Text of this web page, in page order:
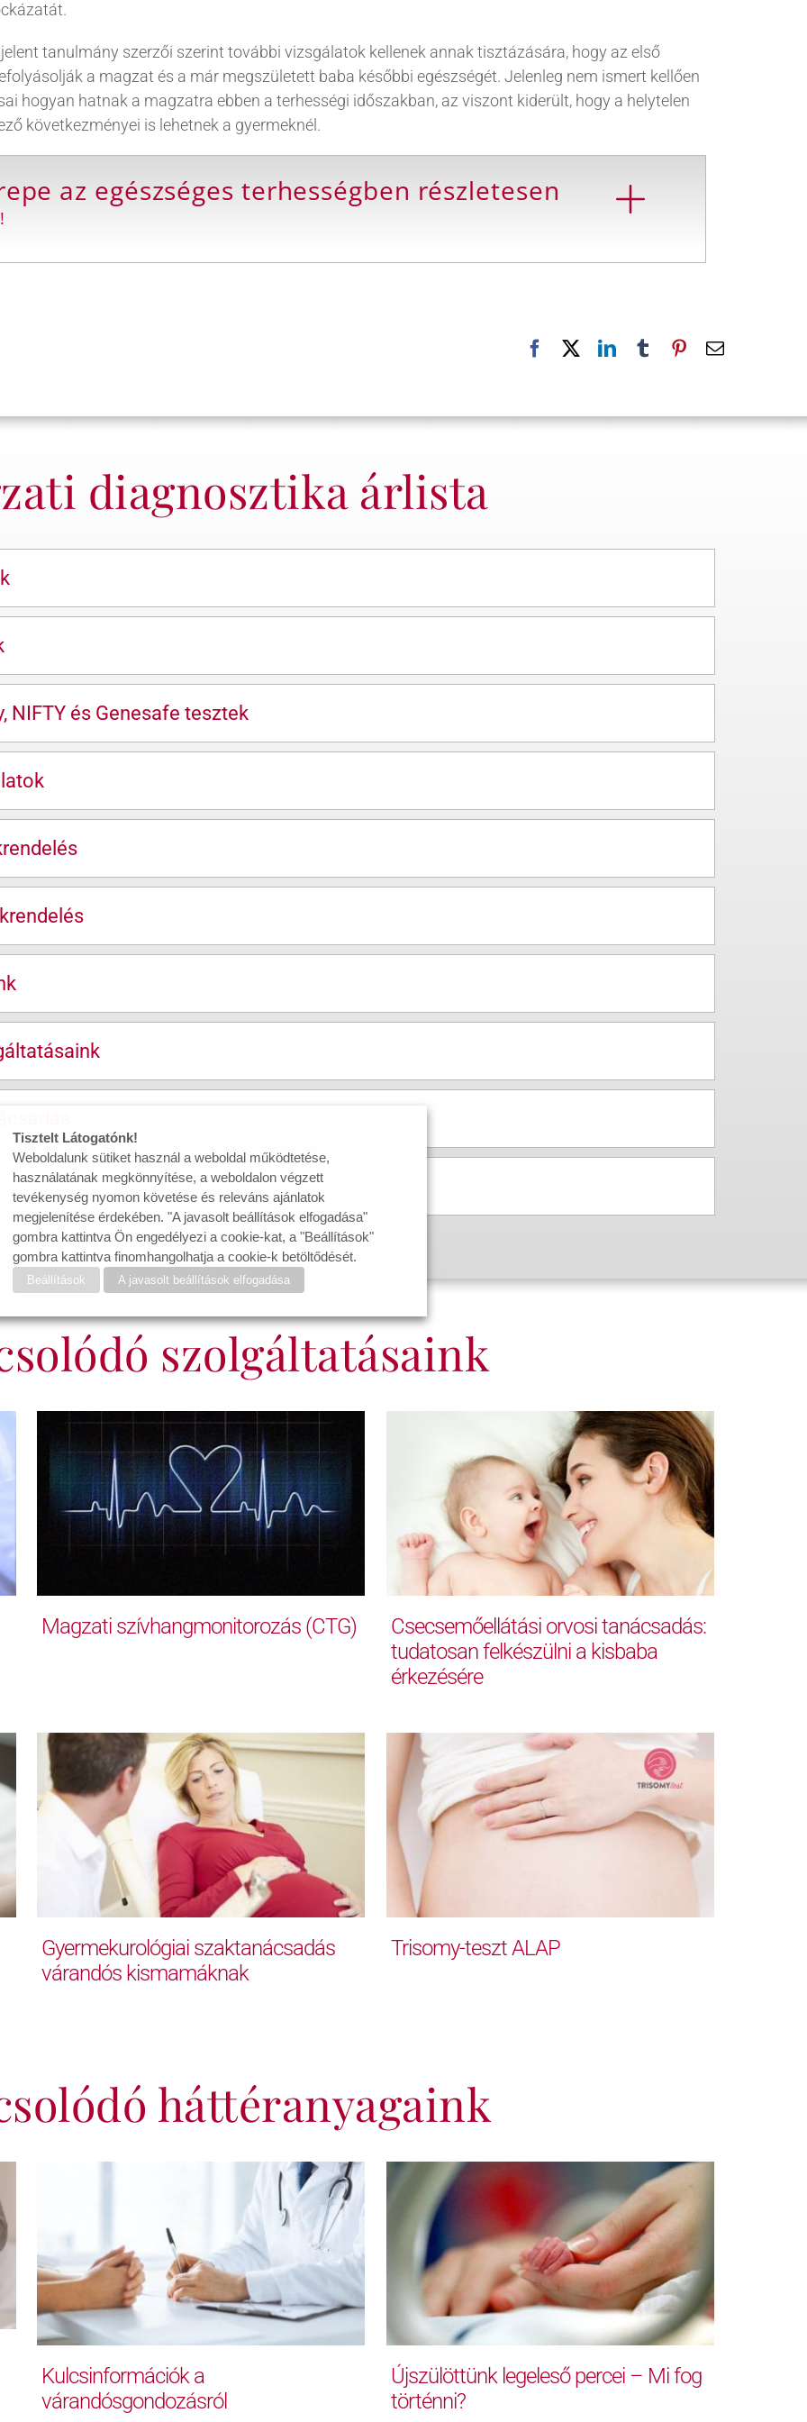
tanulmány szerzői szerint további vizsgálatok kellenek annak tisztázására, hogy az első
a magzat és a már megszületett baba későbbi egészségét. Jelenleg nem ismert kellően
hogyan hatnak a magzatra ebben a terhességi időszakban, az viszont kiderült, hogy a helytelen
következményei is lehetnek a gyermeknél.
az egészséges terhességben részletesen
diagnosztika árlista
NIFTY és Genesafe tesztek
szolgáltatásaink
Magzati szívhangmonitorozás (CTG)
Csecsemőellátási orvosi tanácsadás:
tudatosan felkészülni a kisbaba
érkezésére
Gyermekurológiai szaktanácsadás
várandós kismamáknak
Trisomy-teszt ALAP
háttéranyagaink
Kulcsinformációk a
várandósgondozásról
Újszülöttünk legeleső percei – Mi fog
történni?
Tisztelt Látogatónk!
Weboldalunk sütiket használ a weboldal működtetése,
használatának megkönnyítése, a weboldalon végzett
tevékenység nyomon követése és releváns ajánlatok
megjelenítése érdekében. "A javasolt beállítások elfogadása"
gombra kattintva Ön engedélyezi a cookie-kat, a "Beállítások"
gombra kattintva finomhangolhatja a cookie-k betöltődését.
Beállítások A javasolt beállítások elfogadása